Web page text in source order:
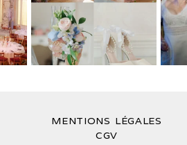
MENTIONS LÉGALES
CGV